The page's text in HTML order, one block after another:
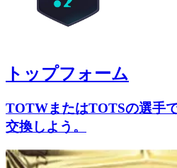
トップフォーム
TOTWまたはTOTSの選手
交換しよう。